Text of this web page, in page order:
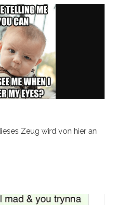
Zeug wird von hier an